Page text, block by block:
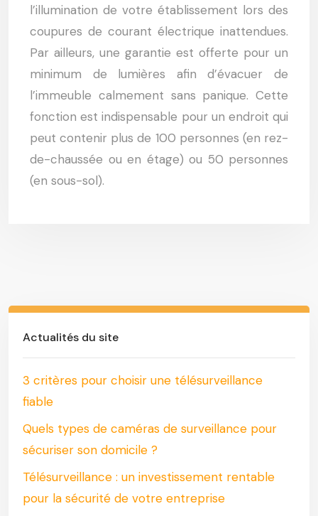
l’illumination de votre établissement lors des
coupures de courant électrique inattendues.
Par ailleurs, une garantie est offerte pour un
minimum de lumières afin d’évacuer de
l’immeuble calmement sans panique. Cette
fonction est indispensable pour un endroit qui
peut contenir plus de 100 personnes (en rez-
de-chaussée ou en étage) ou 50 personnes
(en sous-sol).
Actualités du site
3 critères pour choisir une télésurveillance
fiable
Quels types de caméras de surveillance pour
sécuriser son domicile ?
Télésurveillance : un investissement rentable
pour la sécurité de votre entreprise